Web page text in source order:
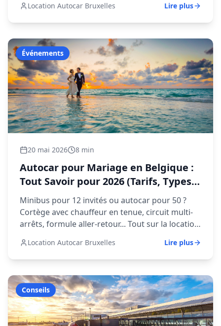
Location Autocar Bruxelles Lire plus
Événements
20 mai 2026 8 min
Autocar pour Mariage en Belgique :
Tout Savoir pour 2026 (Tarifs, Types,
Conseils)
Minibus pour 12 invités ou autocar pour 50 ?
Cortège avec chauffeur en tenue, circuit multi-
arrêts, formule aller-retour... Tout sur la location
Location Autocar Bruxelles Lire plus
Conseils